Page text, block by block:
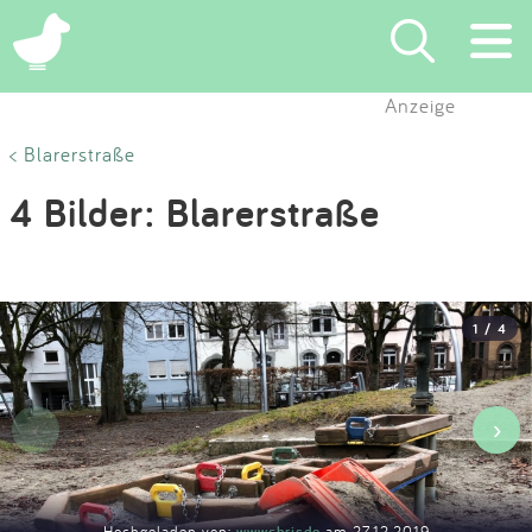
×
Eintragen
Blog
Partner
Kontakt
Anzeige
< Blarerstraße
4 Bilder: Blarerstraße
1 / 4
‹ ›